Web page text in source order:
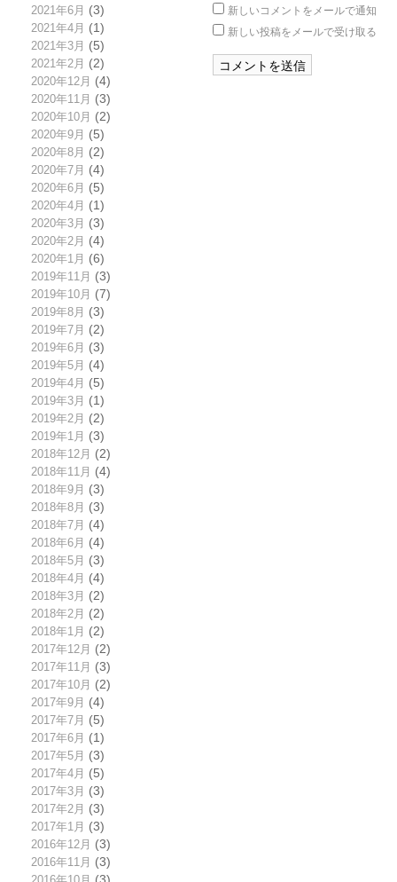
2021年6月 (3)
2021年4月 (1)
2021年3月 (5)
2021年2月 (2)
2020年12月 (4)
2020年11月 (3)
2020年10月 (2)
2020年9月 (5)
2020年8月 (2)
2020年7月 (4)
2020年6月 (5)
2020年4月 (1)
2020年3月 (3)
2020年2月 (4)
2020年1月 (6)
2019年11月 (3)
2019年10月 (7)
2019年8月 (3)
2019年7月 (2)
2019年6月 (3)
2019年5月 (4)
2019年4月 (5)
2019年3月 (1)
2019年2月 (2)
2019年1月 (3)
2018年12月 (2)
2018年11月 (4)
2018年9月 (3)
2018年8月 (3)
2018年7月 (4)
2018年6月 (4)
2018年5月 (3)
2018年4月 (4)
2018年3月 (2)
2018年2月 (2)
2018年1月 (2)
2017年12月 (2)
2017年11月 (3)
2017年10月 (2)
2017年9月 (4)
2017年7月 (5)
2017年6月 (1)
2017年5月 (3)
2017年4月 (5)
2017年3月 (3)
2017年2月 (3)
2017年1月 (3)
2016年12月 (3)
2016年11月 (3)
新しいコメントをメールで通知
新しい投稿をメールで受け取る